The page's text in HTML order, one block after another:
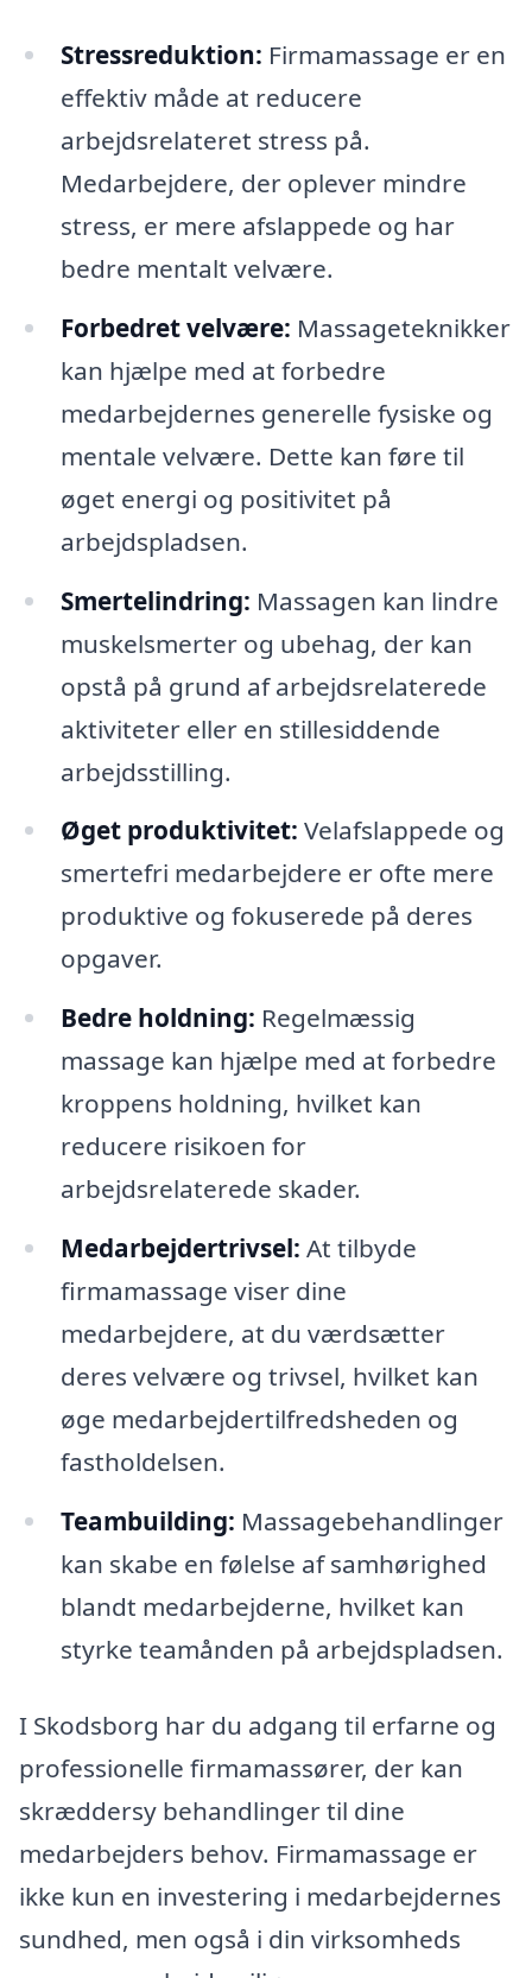
Stressreduktion: Firmamassage er en
effektiv måde at reducere
arbejdsrelateret stress på.
Medarbejdere, der oplever mindre
stress, er mere afslappede og har
bedre mentalt velvære.
Forbedret velvære: Massageteknikker
kan hjælpe med at forbedre
medarbejdernes generelle fysiske og
mentale velvære. Dette kan føre til
øget energi og positivitet på
arbejdspladsen.
Smertelindring: Massagen kan lindre
muskelsmerter og ubehag, der kan
opstå på grund af arbejdsrelaterede
aktiviteter eller en stillesiddende
arbejdsstilling.
Øget produktivitet: Velafslappede og
smertefri medarbejdere er ofte mere
produktive og fokuserede på deres
opgaver.
Bedre holdning: Regelmæssig
massage kan hjælpe med at forbedre
kroppens holdning, hvilket kan
reducere risikoen for
arbejdsrelaterede skader.
Medarbejdertrivsel: At tilbyde
firmamassage viser dine
medarbejdere, at du værdsætter
deres velvære og trivsel, hvilket kan
øge medarbejdertilfredsheden og
fastholdelsen.
Teambuilding: Massagebehandlinger
kan skabe en følelse af samhørighed
blandt medarbejderne, hvilket kan
styrke teamånden på arbejdspladsen.
I Skodsborg har du adgang til erfarne og
professionelle firmamassører, der kan
skræddersy behandlinger til dine
medarbejders behov. Firmamassage er
ikke kun en investering i medarbejdernes
sundhed, men også i din virksomheds